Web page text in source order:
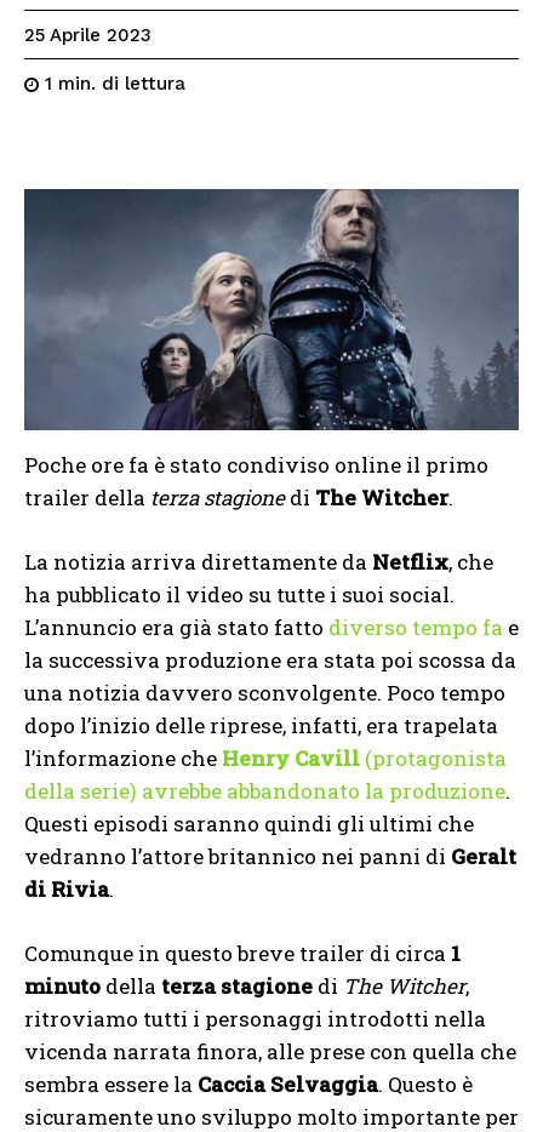
25 Aprile 2023
1 min. di lettura
Poche ore fa è stato condiviso online il primo
trailer della terza stagionedi The Witcher.
La notizia arriva direttamente da Netflix, che
ha pubblicato il video su tutte i suoi social.
L’annuncio era già stato fatto diverso tempo fa e
la successiva produzione era stata poi scossa da
una notizia davvero sconvolgente. Poco tempo
dopo l’inizio delle riprese, infatti, era trapelata
l’informazione che Henry Cavill (protagonista
della serie) avrebbe abbandonato la produzione.
Questi episodi saranno quindi gli ultimi che
vedranno l’attore britannico nei panni di Geralt
di Rivia.
Comunque in questo breve trailer di circa 1
minuto della terza stagione di The Witcher,
ritroviamo tutti i personaggi introdotti nella
vicenda narrata finora, alle prese con quella che
sembra essere la Caccia Selvaggia. Questo è
sicuramente uno sviluppo molto importante per